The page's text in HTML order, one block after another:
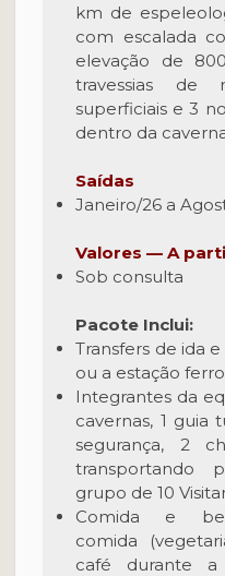
km de
com escalada
elevação de
travessias de
superficiais e 3
dentro da
Saídas
Janeiro/26 a
Valores — A
Sob consulta
Pacote Inclui:
Transfers de ida
ou a estação
Integrantes da
cavernas, 1 guia
segurança, 2
transportando
grupo de 10
Comida e
comida
café durante a